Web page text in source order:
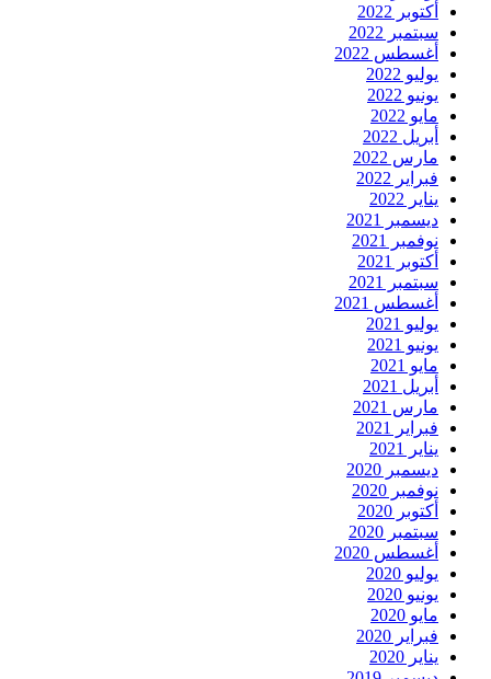
أكتوبر 2022
سبتمبر 2022
أغسطس 2022
يوليو 2022
يونيو 2022
مايو 2022
أبريل 2022
مارس 2022
فبراير 2022
يناير 2022
ديسمبر 2021
نوفمبر 2021
أكتوبر 2021
سبتمبر 2021
أغسطس 2021
يوليو 2021
يونيو 2021
مايو 2021
أبريل 2021
مارس 2021
فبراير 2021
يناير 2021
ديسمبر 2020
نوفمبر 2020
أكتوبر 2020
سبتمبر 2020
أغسطس 2020
يوليو 2020
يونيو 2020
مايو 2020
فبراير 2020
يناير 2020